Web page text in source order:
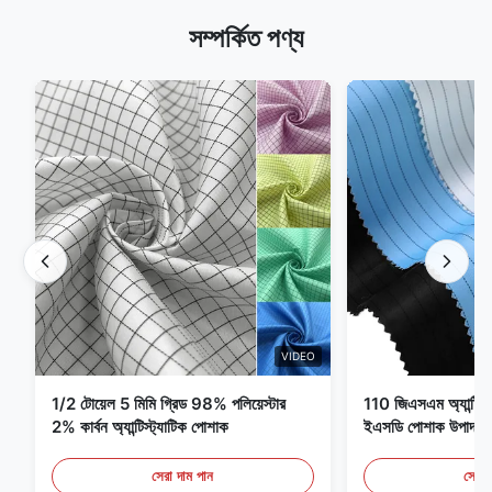
সম্পর্কিত পণ্য
VIDEO
1/2 টোয়েল 5 মিমি গ্রিড 98% পলিয়েস্টার
2% কার্বন অ্যান্টিস্ট্যাটিক পোশাক
সেরা দাম পান
110 জিএসএম অ্যান্টি
ইএসডি পোশাক উপাদান
সেরা